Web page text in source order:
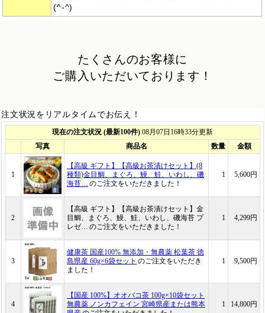
(^-^)
たくさんのお客様に
ご購入いただいております！
注文状況をリアルタイムでお伝え！